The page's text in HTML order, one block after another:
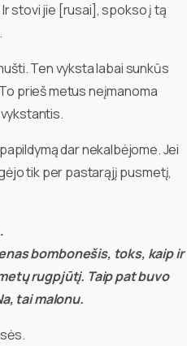
Ir stovi jie [rusai], spokso į tą
Ten vyksta labai sunkūs
prieš metus neįmanoma
dar nekalbėjome. Jei
tik per pastarąjį pusmetį,
bombonešis, toks, kaip ir
rugpjūtį. Taip pat buvo
tai malonu.